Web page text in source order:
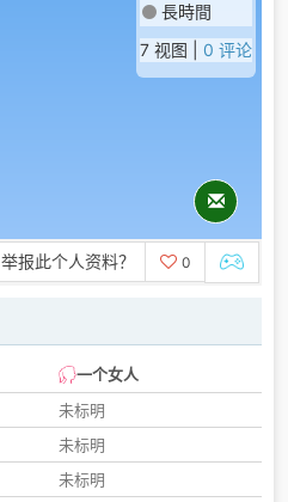
長時間
7 视图 | 0 评论
举报此个人资料？ 0
一个女人
未标明
未标明
未标明